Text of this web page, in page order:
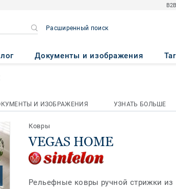
Расширенный поиск
Документы и изображения
И ИЗОБРАЖЕНИЯ УЗНАТЬ БОЛЬШЕ
Ковры
VEGAS HOME
Рельефные ковры ручной стрижки из